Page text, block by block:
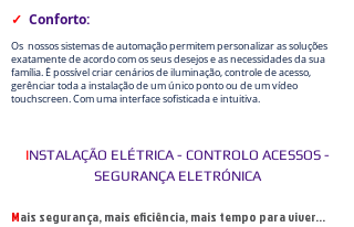
✓ Conforto:
Os nossos sistemas de automação permitem personalizar as soluções
exatamente de acordo com os seus desejos e as necessidades da sua
família. É possível criar cenários de iluminação, controle de acesso,
gerênciar toda a instalação de um único ponto ou de um vídeo
touchscreen. Com uma interface sofisticada e intuitiva.
INSTALAÇÃO ELÉTRICA - CONTROLO ACESSOS -
SEGURANÇA ELETRÓNICA
Mais segurança, mais eficiência, mais tempo para viver...